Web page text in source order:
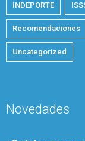
INDEPORTE
Recomendaciones
Uncategorized
Novedades